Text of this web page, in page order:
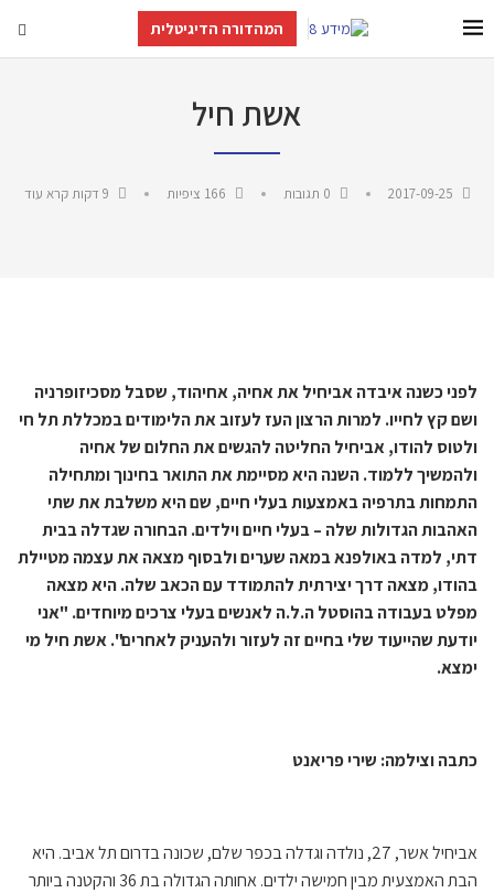
המהדורה הדיגיטלית
אשת חיל
2017-09-25
166 ציפיות
לפני כשנה איבדה אביחיל את אחיה, אחיהוד, שסבל מסכיזופרניה
ושם קץ לחייו. למרות הרצון העז לעזוב את הלימודים במכללת תל חי
ולטוס להודו, אביחיל החליטה להגשים את החלום של אחיה
ולהמשיך ללמוד. השנה היא מסיימת את התואר בחינוך ומתחילה
התמחות בתרפיה באמצעות בעלי חיים, שם היא משלבת את שתי
האהבות הגדולות שלה – בעלי חיים וילדים. הבחורה שגדלה בבית
דתי, למדה באולפנא במאה שערים ולבסוף מצאה את עצמה מטיילת
בהודו, מצאה דרך יצירתית להתמודד עם הכאב שלה. היא מצאה
מפלט בעבודה בהוסטל ה.ל.ה לאנשים בעלי צרכים מיוחדים. "אני
יודעת שהייעוד שלי בחיים זה לעזור ולהעניק לאחרים". אשת חיל מי
ימצא.
כתבה וצילמה: שירי פריאנט
אביחיל אשר, 27, נולדה וגדלה בכפר שלם, שכונה בדרום תל אביב. היא
הבת האמצעית מבין חמישה ילדים. אחותה הגדולה בת 36 והקטנה ביותר